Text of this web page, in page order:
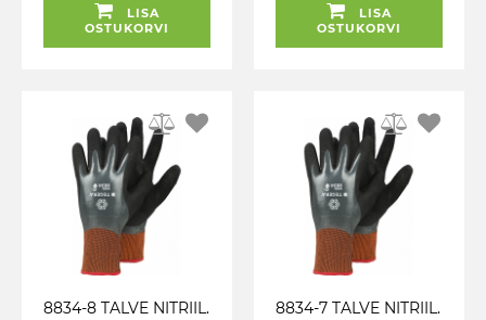
LISA
OSTUKORVI
LISA
OSTUKORVI
8834-8 TALVE NITRIIL.
8834-7 TALVE NITRIIL.